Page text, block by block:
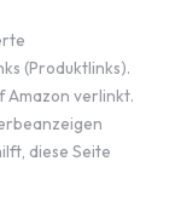
(Produktlinks).
Amazon verlinkt.
diese Seite